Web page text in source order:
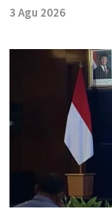
3 Agu 2026